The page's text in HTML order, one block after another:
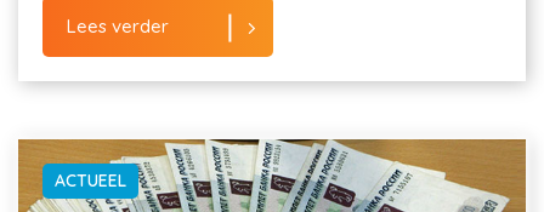
Lees verder
ACTUEEL